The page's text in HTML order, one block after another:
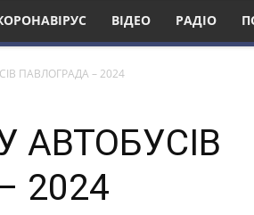
ВІДЕО РАДІО
ПАВЛОГРАДА – 2024
АВТОБУСІВ
2024